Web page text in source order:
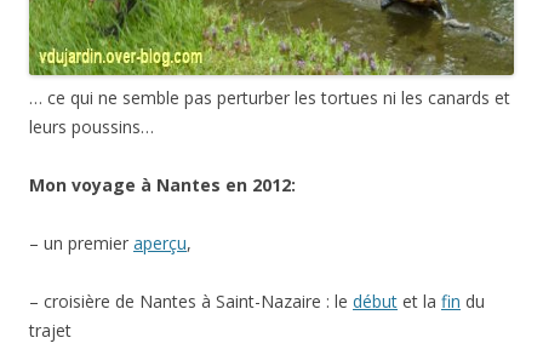
… ce qui ne semble pas perturber les tortues ni les canards et
leurs poussins…
Mon voyage à Nantes en 2012:
– un premier aperçu,
– croisière de Nantes à Saint-Nazaire : le début et la fin du
trajet